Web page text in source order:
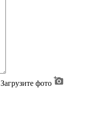
Загрузите фото